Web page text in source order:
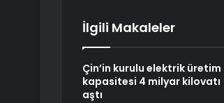
İlgili Makaleler
Çin’in kurulu elektrik üretim
kapasitesi 4 milyar kilovatı
aştı